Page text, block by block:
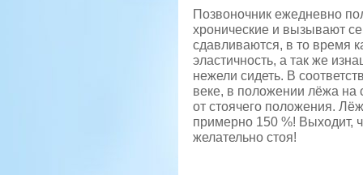
Позвоночник ежедневно
хронические и вызывают
сдавливаются, в то время
эластичность, а так же
нежели сидеть. В
веке, в положении лёжа на
от стоячего положения.
примерно 150 %! Выходит,
желательно стоя!